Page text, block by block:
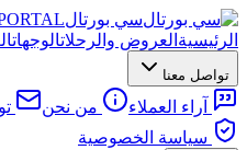
سي بورتال
الرئيسية العروض والرحلاتالوجهات
تواصل معنا
آراء العملاء من نحن
سياسة الخصوصية